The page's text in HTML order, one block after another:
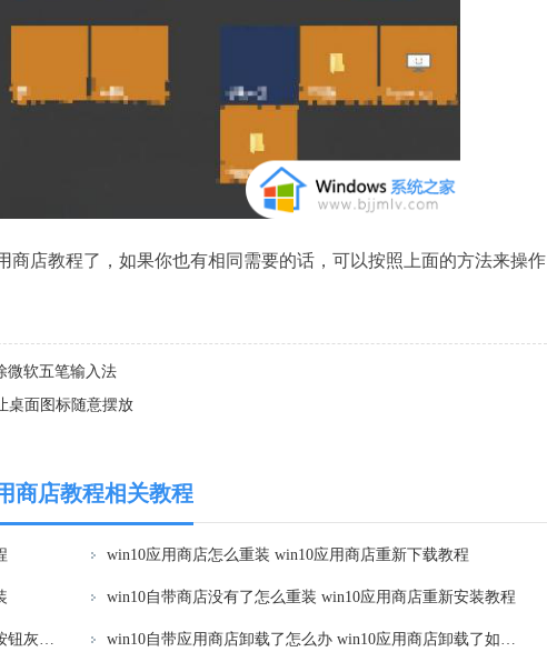
店教程了，如果你也有相同需要的话，可以按照上面的方法来操作
微软五笔输入法
桌面图标随意摆放
商店教程相关教程
win10应用商店怎么重装 win10应用商店重新下载教程
win10自带商店没有了怎么重装 win10应用商店重新安装教程
win10应用商店卸载灰色怎么办 win10应用商店卸载按钮灰色的解决办法 win10自带应用商店卸载了怎么办 win10应用商店卸载了如何安装